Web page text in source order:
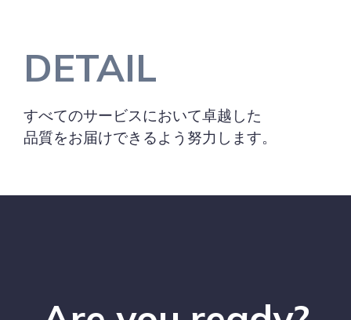
DETAIL
すべてのサービスにおいて卓越した
品質をお届けできるよう努力します。